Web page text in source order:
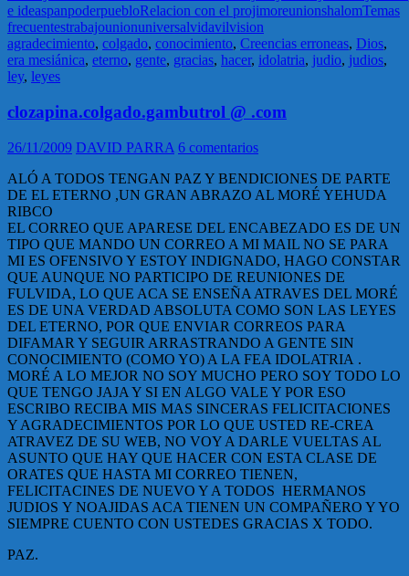
e ideaspanpoderpuebloRelacion con el projimoreunionshalomTemas
frecuentestrabajounionuniversalvidavilvision
agradecimiento, colgado, conocimiento, Creencias erroneas, Dios,
era mesiánica, eterno, gente, gracias, hacer, idolatria, judio, judios,
ley, leyes
clozapina.colgado.gambutrol @ .com
26/11/2009 DAVID PARRA 6 comentarios
ALÓ A TODOS TENGAN PAZ Y BENDICIONES DE PARTE
DE EL ETERNO ,UN GRAN ABRAZO AL MORÉ YEHUDA
RIBCO
EL CORREO QUE APARESE DEL ENCABEZADO ES DE UN
TIPO QUE MANDO UN CORREO A MI MAIL NO SE PARA
MI ES OFENSIVO Y ESTOY INDIGNADO, HAGO CONSTAR
QUE AUNQUE NO PARTICIPO DE REUNIONES DE
FULVIDA, LO QUE ACA SE ENSEÑA ATRAVES DEL MORÉ
ES DE UNA VERDAD ABSOLUTA COMO SON LAS LEYES
DEL ETERNO, POR QUE ENVIAR CORREOS PARA
DIFAMAR Y SEGUIR ARRASTRANDO A GENTE SIN
CONOCIMIENTO (COMO YO) A LA FEA IDOLATRIA .
MORÉ A LO MEJOR NO SOY MUCHO PERO SOY TODO LO
QUE TENGO JAJA Y SI EN ALGO VALE Y POR ESO
ESCRIBO RECIBA MIS MAS SINCERAS FELICITACIONES
Y AGRADECIMIENTOS POR LO QUE USTED RE-CREA
ATRAVEZ DE SU WEB, NO VOY A DARLE VUELTAS AL
ASUNTO QUE HAY QUE HACER CON ESTA CLASE DE
ORATES QUE HASTA MI CORREO TIENEN,
FELICITACINES DE NUEVO Y A TODOS HERMANOS
JUDIOS Y NOAJIDAS ACA TIENEN UN COMPAÑERO Y YO
SIEMPRE CUENTO CON USTEDES GRACIAS X TODO.
PAZ.